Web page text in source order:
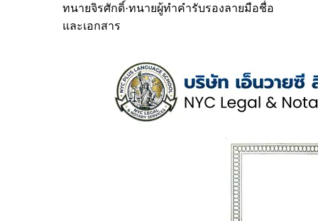
ทนายจิรศักดิ์·ทนายผู้ทำคำรับรองลายมือชื่อ
และเอกสาร